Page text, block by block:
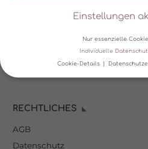
Zahlungsoptionen
Mein Kundenkonto
RECHTLICHES
AGB
Datenschutz
Einstellungen
Nur essenzielle
Individuelle
Cookie-Details
Wir verwenden Cookies und andere
helfen, diese Website und Ihre